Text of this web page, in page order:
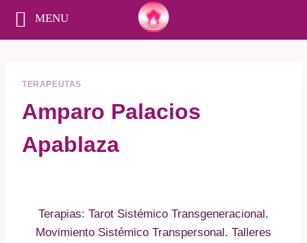
contenido
TERAPEUTAS
Amparo Palacios
Apablaza
Terapias: Tarot Sistémico Transgeneracional.
Movimiento Sistémico Transpersonal. Talleres
MENU